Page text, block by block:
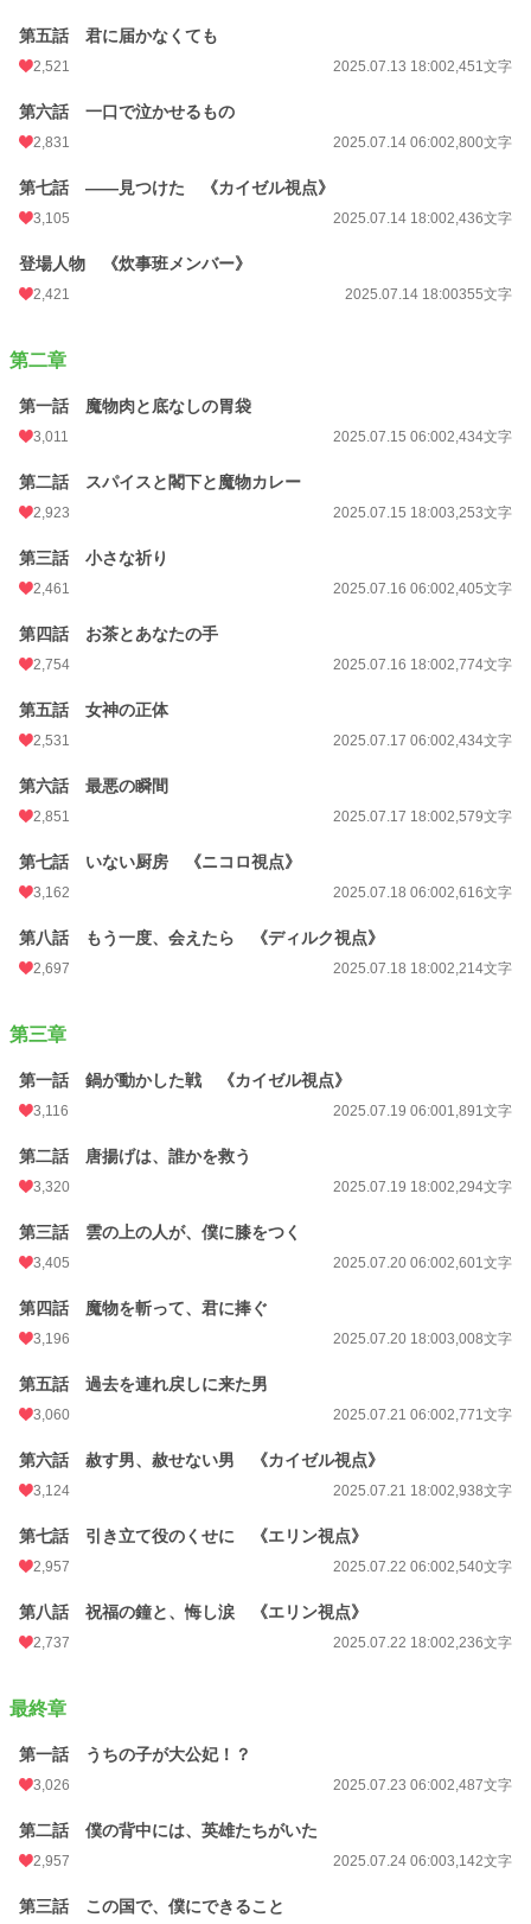
月間ポイント 7,268 pt (6,000 位)
年間ポイント
累計ポイント 962,557 pt (6,038 位)
第五話 君に届かなくても
2,521 2025.07.13 18:002,451文字
第六話 一口で泣かせるもの
2,831 2025.07.14 06:002,800文字
第七話 ――見つけた 《カイゼル視点》
3,105 2025.07.14 18:002,436文字
登場人物 《炊事班メンバー》
2,421 2025.07.14 18:00355文字
第二章
第一話 魔物肉と底なしの胃袋
3,011 2025.07.15 06:002,434文字
第二話 スパイスと閣下と魔物カレー
2,923 2025.07.15 18:003,253文字
第三話 小さな祈り
2,461 2025.07.16 06:002,405文字
第四話 お茶とあなたの手
2,754 2025.07.16 18:002,774文字
第五話 女神の正体
2,531 2025.07.17 06:002,434文字
第六話 最悪の瞬間
2,851 2025.07.17 18:002,579文字
第七話 いない厨房 《ニコロ視点》
3,162 2025.07.18 06:002,616文字
第八話 もう一度、会えたら 《ディルク視点》
2,697 2025.07.18 18:002,214文字
第三章
第一話 鍋が動かした戦 《カイゼル視点》
3,116 2025.07.19 06:001,891文字
第二話 唐揚げは、誰かを救う
3,320 2025.07.19 18:002,294文字
第三話 雲の上の人が、僕に膝をつく
3,405 2025.07.20 06:002,601文字
第四話 魔物を斬って、君に捧ぐ
3,196 2025.07.20 18:003,008文字
第五話 過去を連れ戻しに来た男
3,060 2025.07.21 06:002,771文字
第六話 赦す男、赦せない男 《カイゼル視点》
3,124 2025.07.21 18:002,938文字
第七話 引き立て役のくせに 《エリン視点》
2,957 2025.07.22 06:002,540文字
第八話 祝福の鐘と、悔し涙 《エリン視点》
2,737 2025.07.22 18:002,236文字
最終章
第一話 うちの子が大公妃！？
3,026 2025.07.23 06:002,487文字
第二話 僕の背中には、英雄たちがいた
2,957 2025.07.24 06:003,142文字
第三話 この国で、僕にできること